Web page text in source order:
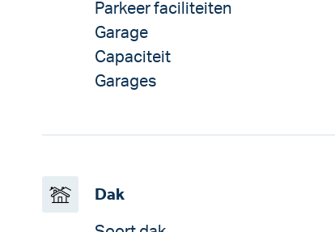
Parkeer faciliteiten
Garage
Capaciteit
Garages
Dak